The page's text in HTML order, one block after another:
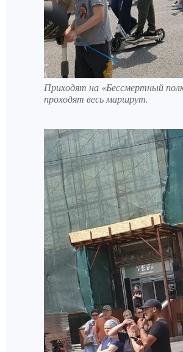
Приходят на «Бессмертный
проходят весь маршрут.